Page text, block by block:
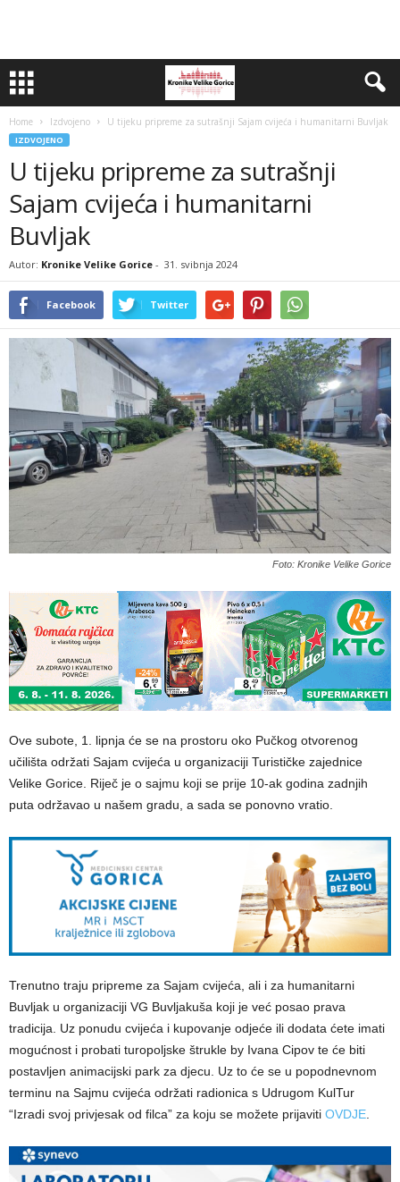
Home Izdvojeno U tijeku pripreme za sutrašnji Sajam cvijeća i humanitarni Buvljak
IZDVOJENO
U tijeku pripreme za sutrašnji
Sajam cvijeća i humanitarni
Buvljak
Autor: Kronike Velike Gorice - 31. svibnja 2024
Facebook Twitter
Foto: Kronike Velike Gorice
Ove subote, 1. lipnja će se na prostoru oko Pučkog otvorenog
učilišta održati Sajam cvijeća u organizaciji Turističke zajednice
Velike Gorice. Riječ je o sajmu koji se prije 10-ak godina zadnjih
puta održavao u našem gradu, a sada se ponovno vratio.
Trenutno traju pripreme za Sajam cvijeća, ali i za humanitarni
Buvljak u organizaciji VG Buvljakuša koji je već posao prava
tradicija. Uz ponudu cvijeća i kupovanje odjeće ili dodata ćete imati
mogućnost i probati turopoljske štrukle by Ivana Cipov te će biti
postavljen animacijski park za djecu. Uz to će se u popodnevnom
terminu na Sajmu cvijeća održati radionica s Udrugom KulTur
“Izradi svoj privjesak od filca” za koju se možete prijaviti OVDJE.